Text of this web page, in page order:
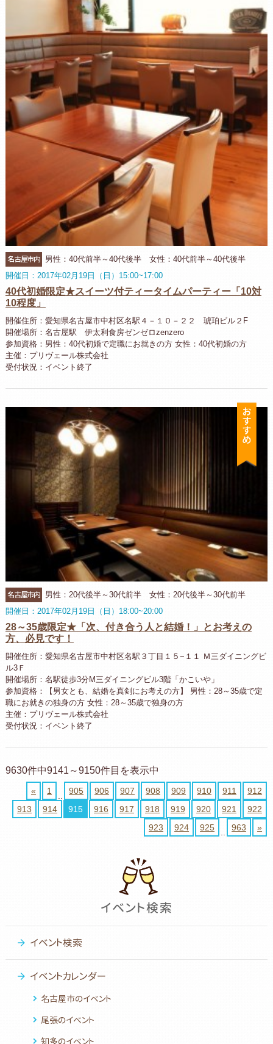
名古屋市内
男性：40代前半～40代後半 女性：40代前半～40代後半
開催日：2017年02月19日（日）15:00~17:00
40代初婚限定★スイーツ付ティータイムパーティー「10対
10程度」
開催住所：愛知県名古屋市中村区名駅４－１０－２２ 琥珀ビル２F
開催場所：名古屋駅 伊太利食房ゼンゼロzenzero
参加資格：男性：40代初婚で定職にお就きの方 女性：40代初婚の方
主催：プリヴェール株式会社
受付状況：イベント終了
お
名古屋市内
男性：20代後半～30代前半 女性：20代後半～30代前半
開催日：2017年02月19日（日）18:00~20:00
28～35歳限定★「次、付き合う人と結婚！」とお考えの
方、必見です！
開催住所：愛知県名古屋市中村区名駅３丁目１５−１１ Ｍ三ダイニングビ
ル3Ｆ
開催場所：名駅徒歩3分M三ダイニングビル3階「かこいや」
参加資格：【男女とも、結婚を真剣にお考えの方】 男性：28～35歳で定
職にお就きの独身の方 女性：28～35歳で独身の方
主催：プリヴェール株式会社
受付状況：イベント終了
9630件中9141～9150件目を表示中
« 1 905 906 907 908 909 910 911
912
913
914 915 916 917 918 919 920 921
922
923
924 925 963 »
イベント検索
イベントカレンダー
名古屋市のイベント
尾張のイベント
知多のイベント